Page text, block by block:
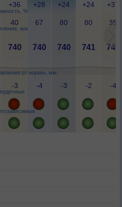
%
мм
от нормы, мм
+36 +28 +24 +24 +37
40 67 80 80 35
740 740 740 741 740
-3 -4 -3 -2 -4